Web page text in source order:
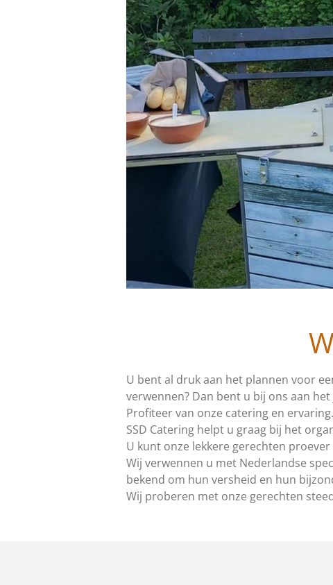
U bent al druk aan het plannen voor
verwennen? Dan bent u bij ons aan
Profiteer van onze catering en ervaring.
SSD Catering helpt u graag bij het
U kunt onze lekkere gerechten
Wij verwennen u met Nederlandse
bekend om hun versheid en hun
Wij proberen met onze gerechten